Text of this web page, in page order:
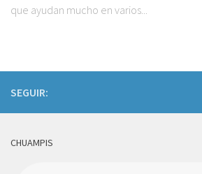
que ayudan mucho en varios...
SEGUIR:
CHUAMPIS